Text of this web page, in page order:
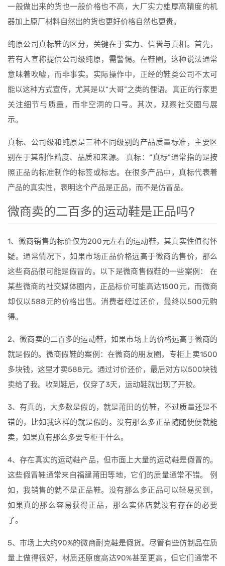
一般做出来的货也一般价格也不高，大厂实力雄厚高精度的机
器加上原厂材料自然出的货也更好价格自然也更贵。
纯原公司真标鞋的区分，关键在于实力、信誉与真相。首先，
若有人宣称提供公司级纯原，需警惕。在鞋圈，这种说法通常
意味着吹嘘，而非事实。实际操作中，正经的鞋类公司不太可
能以这种方式宣传，尤其是以“大哥”之类的俚语。真正的行家更
关注细节与质量，而非空洞的口号。其次，观察社交圈与展
示。
真标、公司级和纯原是三种不同级别的产品质量标准，主要区
别在于其制作精度、品质和来源。 真标：“真标”通常指的是按
照正品的标准制作的标签或标志。在很多产品中，真标代表着
产品的真实性，表明这个产品是正品，而不是仿冒品。
微商卖的二百多的运动鞋是正品吗?
1、微商销售的标价仅为200元左右的运动鞋，其真实性值得怀
疑。通常情况下，如果市场正品价格远高于微商的售价，那么
这些商品很可能是假冒的。以下是微商售假鞋的一些案例： 在
某些微商的社交媒体圈内，正品标价可能高达1500元，而微商
却仅以588元的价格出售。消费者经过还价，最终以500元购
得。
2、微商卖的二百多的运动鞋，如果市场上的价格远高于微商的
就是假的。微商假鞋的案例：在微商的朋友圈，专柜上卖1500
多块钱，这里才卖588元。通过讨价还价，最后对方以500块钱
卖给了我。收到鞋后，仅穿了3天，运动鞋就出现了开胶。
3、有真的，大多数是假的，就是莆田的仿鞋，不过质量还是不
错的，比如我这样的就是假的。没有那么多正品随随便便就能
卖，如果真有那么多要专柜干什么。
4、存在真实的运动鞋产品，但市面上大量的运动鞋是假冒的。
这些假冒鞋通常来自福建莆田等地，它们的质量通常不错。 例
如，我销售的就不是正品鞋。没有那么多正品可以轻易买到，
如果真的那么容易获得正品，那么实体店就没有存在的必要
了。
5、市场上大约90%的微商耐克鞋是假货。尽管有些仿制品在质
量上做得很好，材质还原度高达90%甚至更高，但它们通常不